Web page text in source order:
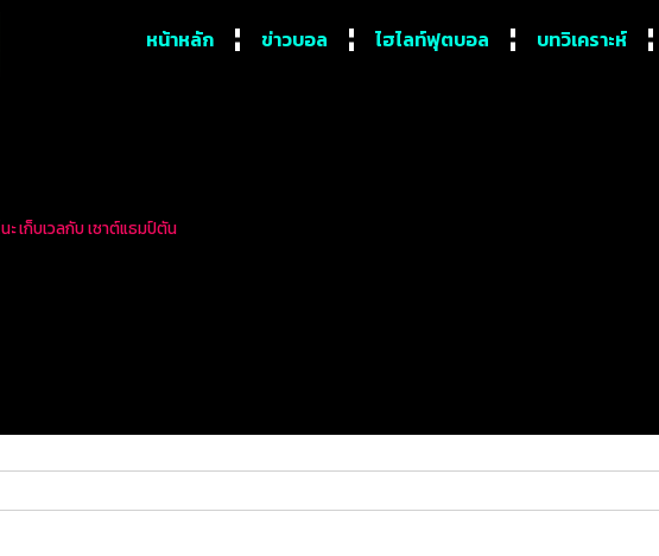
หน้าหลัก ข่าวบอล ไฮไลท์ฟุตบอล บทวิเคราะห์
เก็บเวลกับ เซาต์แธมป์ตัน